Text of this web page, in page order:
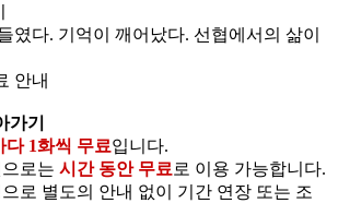
였다. 기억이 깨어났다. 선협에서의 삶이
안내
가기
다 1화씩 무료입니다.
로는 시간 동안 무료 로 이용 가능합니다.
로 별도의 안내 없이 기간 연장 또는 조